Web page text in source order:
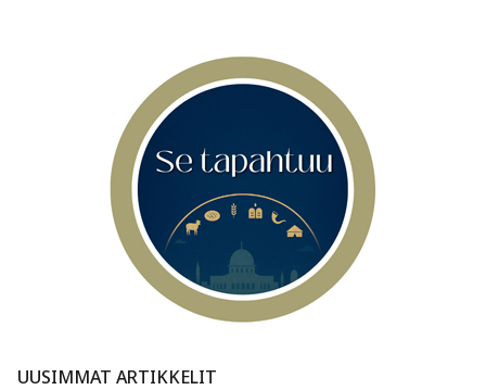
UUSIMMAT ARTIKKELIT